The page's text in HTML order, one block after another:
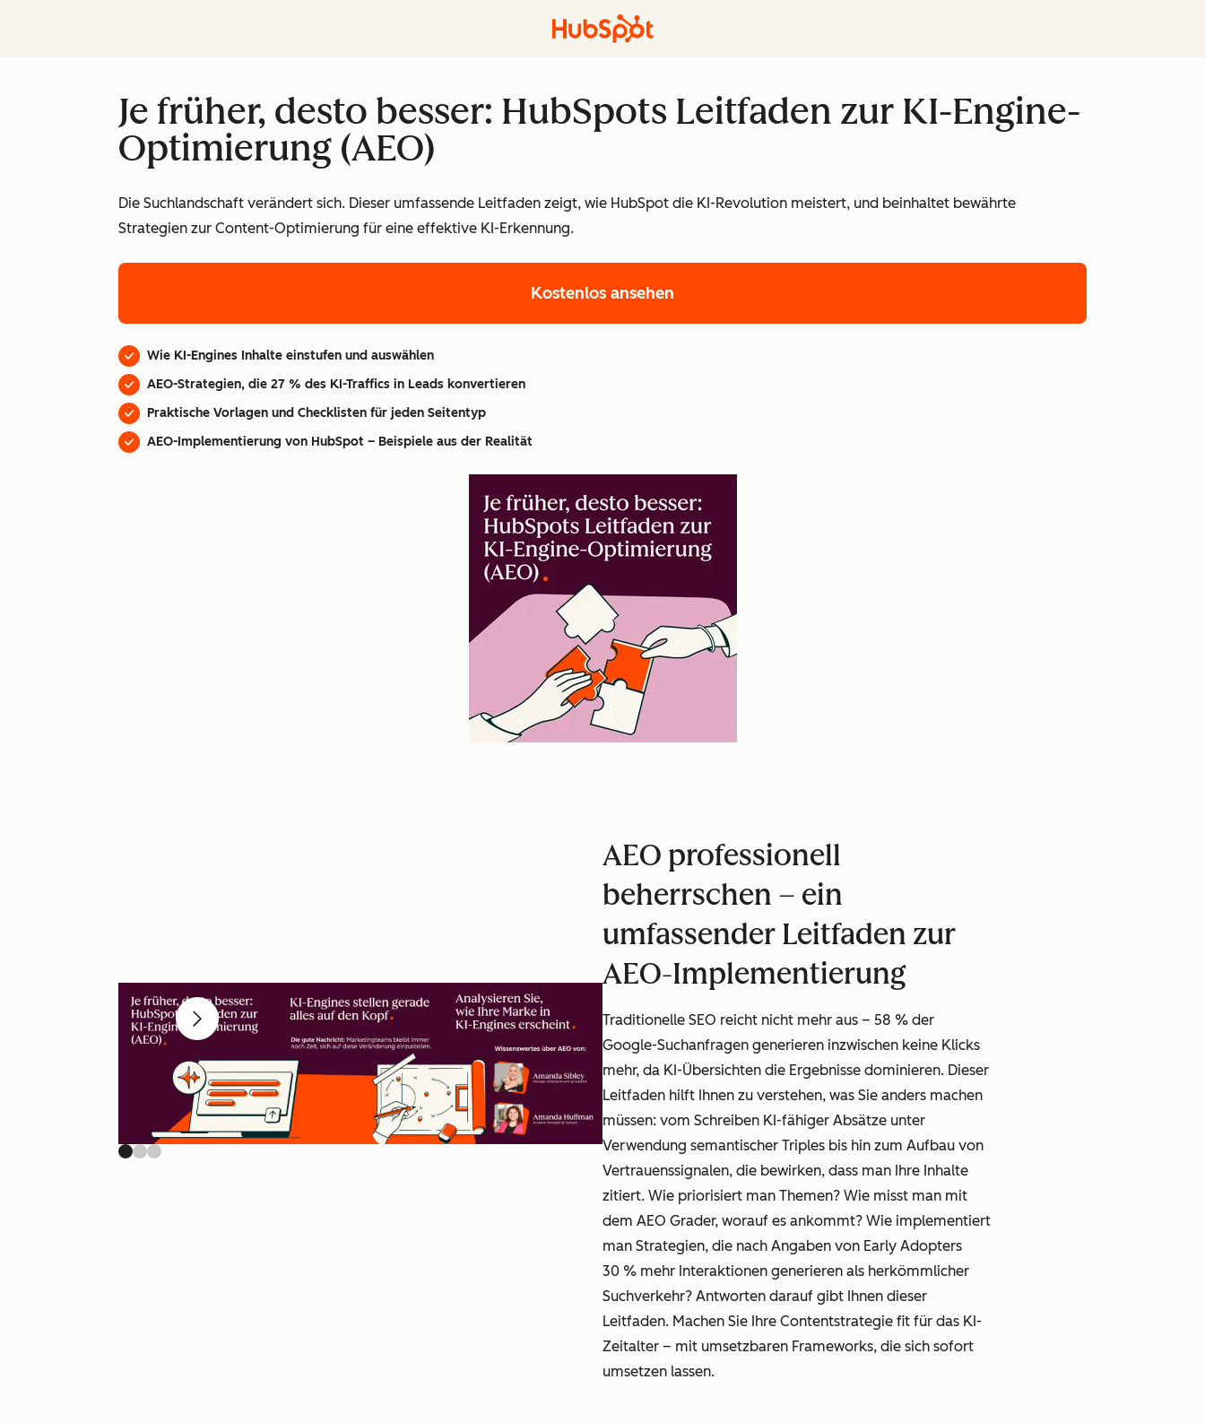
Je früher, desto besser: HubSpots Leitfaden zur KI-Engine-
Optimierung (AEO)
Die Suchlandschaft verändert sich. Dieser umfassende Leitfaden zeigt, wie HubSpot die KI-Revolution meistert, und beinhaltet bewährte
Strategien zur Content-Optimierung für eine effektive KI-Erkennung.
Kostenlos ansehen
Wie KI-Engines Inhalte einstufen und auswählen
AEO-Strategien, die 27 % des KI-Traffics in Leads konvertieren
Praktische Vorlagen und Checklisten für jeden Seitentyp
AEO-Implementierung von HubSpot – Beispiele aus der Realität
Previous slide
Next slide
AEO professionell
beherrschen – ein
umfassender Leitfaden zur
AEO-Implementierung
Traditionelle SEO reicht nicht mehr aus – 58 % der
Google-Suchanfragen generieren inzwischen keine Klicks
mehr, da KI-Übersichten die Ergebnisse dominieren. Dieser
Leitfaden hilft Ihnen zu verstehen, was Sie anders machen
müssen: vom Schreiben KI-fähiger Absätze unter
Verwendung semantischer Triples bis hin zum Aufbau von
Vertrauenssignalen, die bewirken, dass man Ihre Inhalte
zitiert. Wie priorisiert man Themen? Wie misst man mit
dem AEO Grader, worauf es ankommt? Wie implementiert
man Strategien, die nach Angaben von Early Adopters
30 % mehr Interaktionen generieren als herkömmlicher
Suchverkehr? Antworten darauf gibt Ihnen dieser
Leitfaden. Machen Sie Ihre Contentstrategie fit für das KI-
Zeitalter – mit umsetzbaren Frameworks, die sich sofort
umsetzen lassen.